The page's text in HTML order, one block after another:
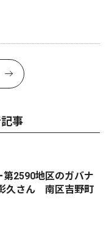
事
第2590地区のガバナ
久さん 南区吉野町